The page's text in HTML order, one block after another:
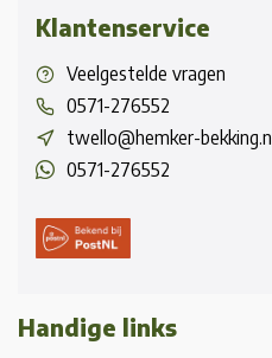
Klantenservice
Veelgestelde vragen
0571-276552
twello@hemker-bekking.nl
0571-276552
Handige links